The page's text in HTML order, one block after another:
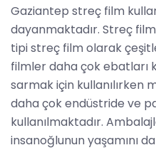
Gaziantep streç film
dayanmaktadır. Streç
tipi streç film olarak
filmler daha çok ebatları
sarmak için kullanılırken
daha çok endüstride ve
kullanılmaktadır.
insanoğlunun yaşamını